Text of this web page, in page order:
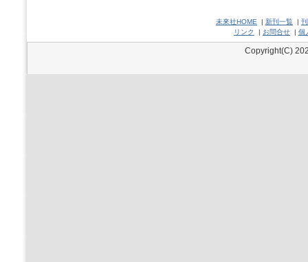
未來社HOME | 新刊一覧 |
リンク
| お問合せ | 個
Copyright(C)